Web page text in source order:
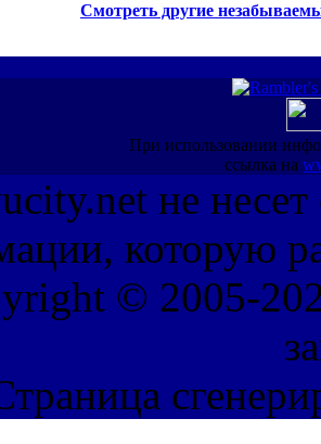
Смотреть другие
При использовании
ссылка на
не несет
которую
© 2005-